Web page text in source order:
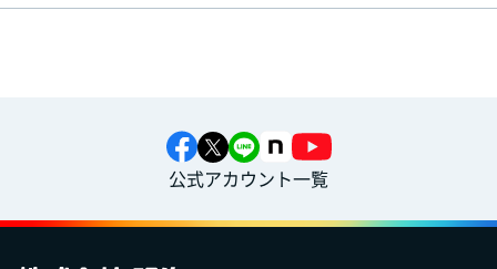
公式アカウント一覧